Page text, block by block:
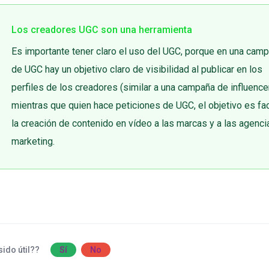
Los creadores UGC son una herramienta
Es importante tener claro el uso del UGC, porque en una
de UGC hay un objetivo claro de visibilidad al publicar en los
perfiles de los creadores (similar a una campaña de
mientras que quien hace peticiones de UGC, el objetivo es
la creación de contenido en vídeo a las marcas y a las
marketing.
útil?? Sí No